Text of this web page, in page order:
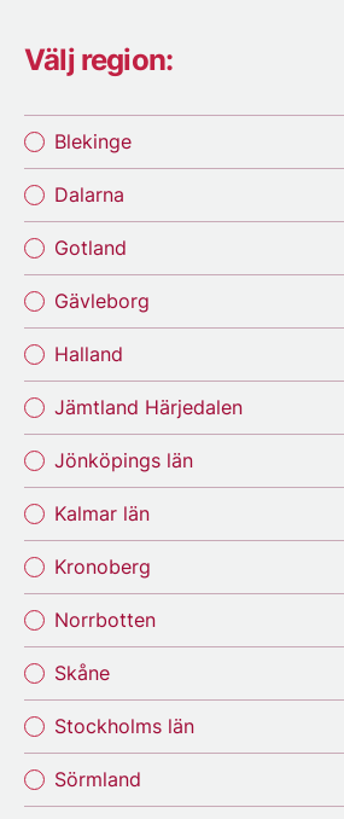
Välj region:
Blekinge
Dalarna
Gotland
Gävleborg
Halland
Jämtland Härjedalen
Jönköpings län
Kalmar län
Kronoberg
Norrbotten
Skåne
Stockholms län
Sörmland